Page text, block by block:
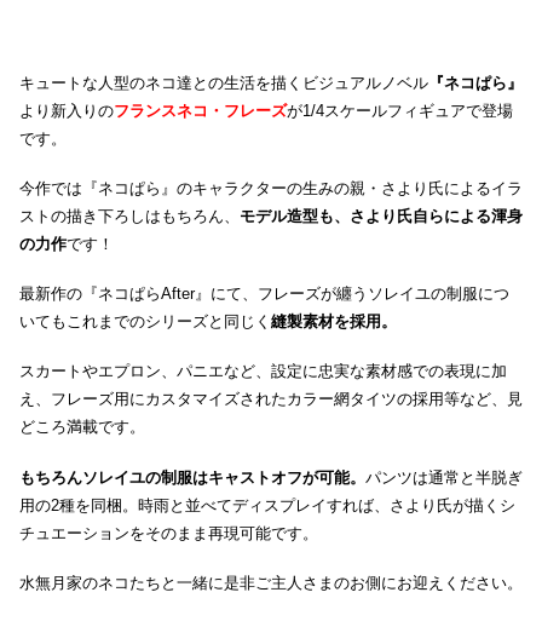
キュートな人型のネコ達との生活を描くビジュアルノベル 『ネコぱら』
より新入りのフランスネコ・フレーズが1/4スケールフィギュアで登場
です。
今作では『ネコぱら』のキャラクターの生みの親・さより氏によるイラ
ストの描き下ろしはもちろん、 モデル造型も、さより氏自らによる渾身
の力作です！
最新作の『ネコぱらAfter』にて、フレーズが纏うソレイユの制服につ
いてもこれまでのシリーズと同じく 縫製素材を採用。
スカートやエプロン、パニエなど、設定に忠実な素材感での表現に加
え、フレーズ用にカスタマイズされたカラー網タイツの採用等など、見
どころ満載です。
もちろんソレイユの制服はキャストオフが可能。 パンツは通常と半脱ぎ
用の2種を同梱。時雨と並べてディスプレイすれば、さより氏が描くシ
チュエーションをそのまま再現可能です。
水無月家のネコたちと一緒に是非ご主人さまのお側にお迎えください。